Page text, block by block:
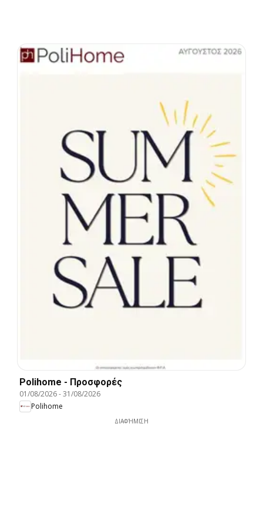
Polihome - Προσφορές
01/08/2026-31/08/2026
Polihome
ΔΙΑΦΉΜΙΣΗ